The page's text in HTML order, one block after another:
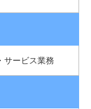
サービス業務